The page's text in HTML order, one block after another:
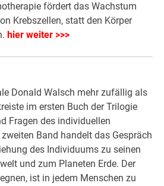
fördert das Wachstum
Krebszellen, statt den Körper
hier weiter >>>
Donald Walsch mehr zufällig als
im ersten Buch der Trilogie
Fragen des individuellen
Band handelt das Gespräch
des Individuums zu seinen
und zum Planeten Erde. Der
ist in jedem Menschen zu